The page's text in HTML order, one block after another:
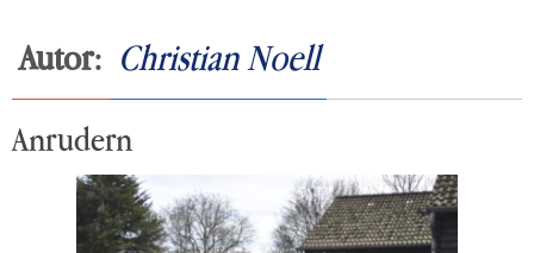
Autor: Christian Noell
Anrudern